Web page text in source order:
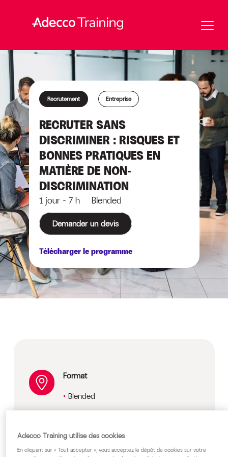
Recrutement Entreprise
RECRUTER SANS
DISCRIMINER : RISQUES ET
BONNES PRATIQUES EN
MATIÈRE DE NON-
DISCRIMINATION
1 jour - 7 h Blended
Demander un devis
Télécharger le programme
Format
Blended
Sur devis, nous consulter.
Adecco Training utilise des cookies
En cliquant sur « Tout accepter », vous acceptez le dépôt de cookies sur votre